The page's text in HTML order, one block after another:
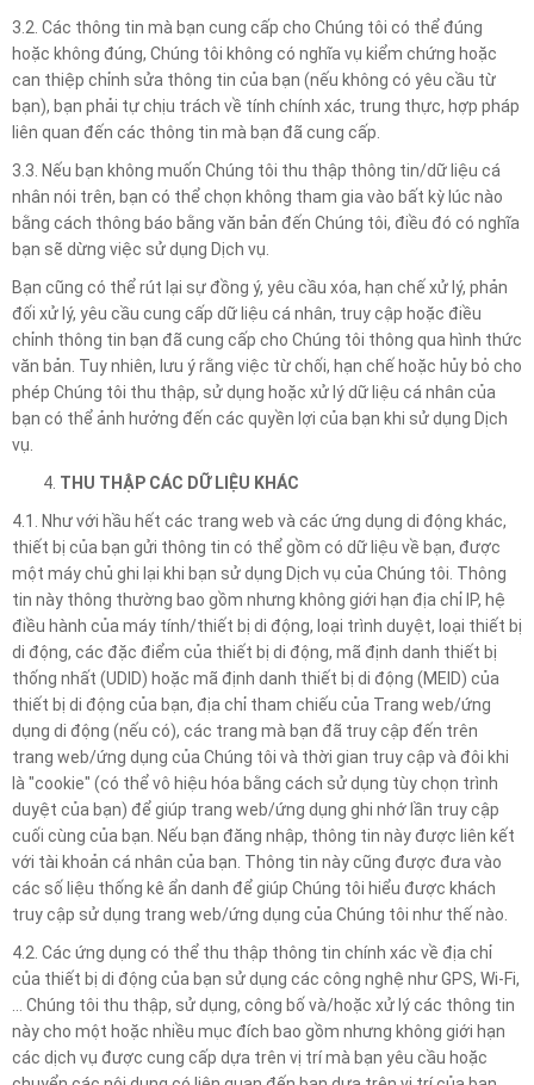
3.2. Các thông tin mà bạn cung cấp cho Chúng tôi có thể đúng
hoặc không đúng, Chúng tôi không có nghĩa vụ kiểm chứng hoặc
can thiệp chỉnh sửa thông tin của bạn (nếu không có yêu cầu từ
bạn), bạn phải tự chịu trách về tính chính xác, trung thực, hợp pháp
liên quan đến các thông tin mà bạn đã cung cấp.
3.3. Nếu bạn không muốn Chúng tôi thu thập thông tin/dữ liệu cá
nhân nói trên, bạn có thể chọn không tham gia vào bất kỳ lúc nào
bằng cách thông báo bằng văn bản đến Chúng tôi, điều đó có nghĩa
bạn sẽ dừng việc sử dụng Dịch vụ.
Bạn cũng có thể rút lại sự đồng ý, yêu cầu xóa, hạn chế xử lý, phản
đối xử lý, yêu cầu cung cấp dữ liệu cá nhân, truy cập hoặc điều
chỉnh thông tin bạn đã cung cấp cho Chúng tôi thông qua hình thức
văn bản. Tuy nhiên, lưu ý rằng việc từ chối, hạn chế hoặc hủy bỏ cho
phép Chúng tôi thu thập, sử dụng hoặc xử lý dữ liệu cá nhân của
bạn có thể ảnh hưởng đến các quyền lợi của bạn khi sử dụng Dịch
vụ.
THU THẬP CÁC DỮ LIỆU KHÁC
4.1. Như với hầu hết các trang web và các ứng dụng di động khác,
thiết bị của bạn gửi thông tin có thể gồm có dữ liệu về bạn, được
một máy chủ ghi lại khi bạn sử dụng Dịch vụ của Chúng tôi. Thông
tin này thông thường bao gồm nhưng không giới hạn địa chỉ IP, hệ
điều hành của máy tính/thiết bị di động, loại trình duyệt, loại thiết bị
di động, các đặc điểm của thiết bị di động, mã định danh thiết bị
thống nhất (UDID) hoặc mã định danh thiết bị di động (MEID) của
thiết bị di động của bạn, địa chỉ tham chiếu của Trang web/ứng
dụng di động (nếu có), các trang mà bạn đã truy cập đến trên
trang web/ứng dụng của Chúng tôi và thời gian truy cập và đôi khi
là "cookie" (có thể vô hiệu hóa bằng cách sử dụng tùy chọn trình
duyệt của bạn) để giúp trang web/ứng dụng ghi nhớ lần truy cập
cuối cùng của bạn. Nếu bạn đăng nhập, thông tin này được liên kết
với tài khoản cá nhân của bạn. Thông tin này cũng được đưa vào
các số liệu thống kê ẩn danh để giúp Chúng tôi hiểu được khách
truy cập sử dụng trang web/ứng dụng của Chúng tôi như thế nào.
4.2. Các ứng dụng có thể thu thập thông tin chính xác về địa chỉ
của thiết bị di động của bạn sử dụng các công nghệ như GPS, Wi-Fi,
… Chúng tôi thu thập, sử dụng, công bố và/hoặc xử lý các thông tin
này cho một hoặc nhiều mục đích bao gồm nhưng không giới hạn
các dịch vụ được cung cấp dựa trên vị trí mà bạn yêu cầu hoặc